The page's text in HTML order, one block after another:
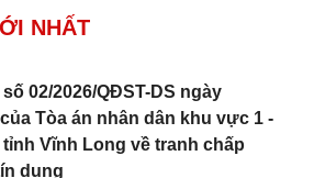
NHẤT
02/2026/QĐST-DS ngày
của Tòa án nhân dân khu vực 1 -
Vĩnh Long về tranh chấp
dụng